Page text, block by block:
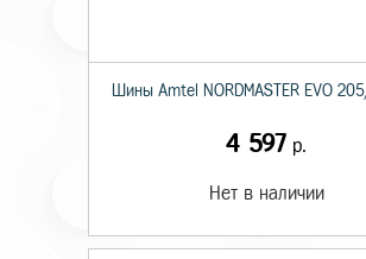
Шины Amtel NORDMASTER EVO
4 597 р.
Нет в наличии